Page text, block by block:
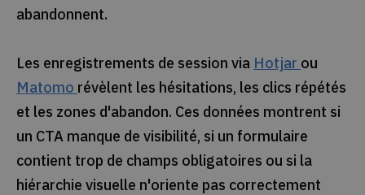
abandonnent.
Les enregistrements de session via Hotjar ou
Matomo révèlent les hésitations, les clics répétés
et les zones d'abandon. Ces données montrent si
un CTA manque de visibilité, si un formulaire
contient trop de champs obligatoires ou si la
hiérarchie visuelle n'oriente pas correctement